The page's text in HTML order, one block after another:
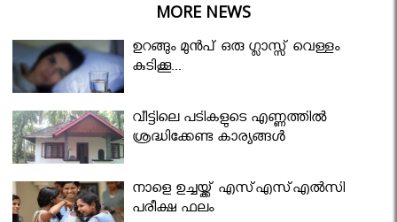
MORE NEWS
ഉറങ്ങും മുന്‍പ് ഒരു ഗ്ലാസ്സ് വെള്ളം
കുടിക്കൂ...
വീട്ടിലെ പടികളുടെ എണ്ണത്തിൽ
ശ്രദ്ധിക്കേണ്ട കാര്യങ്ങൾ
നാളെ ഉച്ചയ്ക്ക് എസ്എസ്എല്‍സി
പരീക്ഷ ഫലം